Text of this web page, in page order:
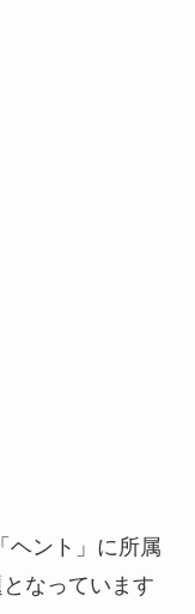
ヘント」に所属
なっています